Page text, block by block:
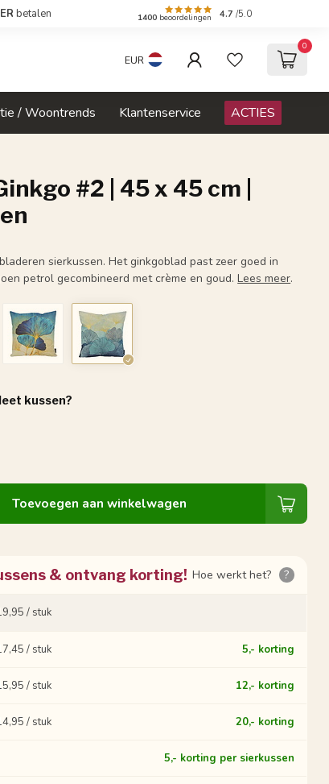
betalen 1400 beoordelingen 4.7 /5.0
EUR
0
/ Woontrends Klantenservice ACTIES
#2 | 45 x 45 cm |
sierkussen. Het ginkgoblad past zeer goed in
petrol gecombineerd met crème en goud.Lees meer.
kussen?
Toevoegen aan winkelwagen
& ontvang korting! Hoe werkt het? ?
/ stuk
/ stuk 5,- korting
/ stuk 12,- korting
/ stuk 20,- korting
5,- korting per sierkussen